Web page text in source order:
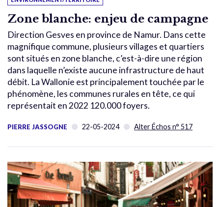
Zone blanche: enjeu de campagne
Direction Gesves en province de Namur. Dans cette
magnifique commune, plusieurs villages et quartiers
sont situés en zone blanche, c’est-à-dire une région
dans laquelle n’existe aucune infrastructure de haut
débit. La Wallonie est principalement touchée par le
phénomène, les communes rurales en tête, ce qui
représentait en 2022 120.000 foyers.
PIERRE JASSOGNE 22-05-2024 Alter Échos n° 517